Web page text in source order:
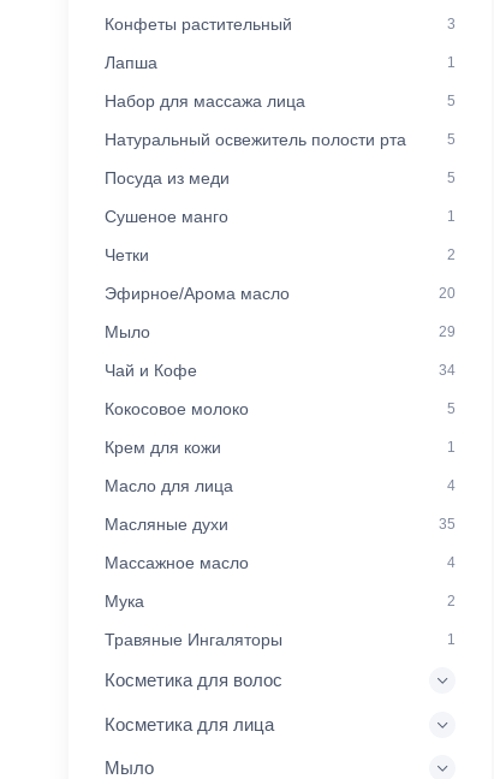
Конфеты растительный 3
Лапша 1
Набор для массажа лица 5
Натуральный освежитель полости рта 5
Посуда из меди 5
Сушеное манго 1
Четки 2
Эфирное/Арома масло 20
Мыло 29
Чай и Кофе 34
Кокосовое молоко 5
Крем для кожи 1
Масло для лица 4
Масляные духи 35
Массажное масло 4
Мука 2
Травяные Ингаляторы 1
Косметика для волос
Косметика для лица
Мыло